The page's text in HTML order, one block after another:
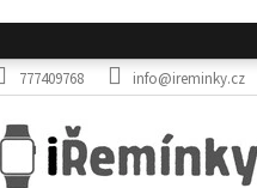
777409768 info@ireminky.cz